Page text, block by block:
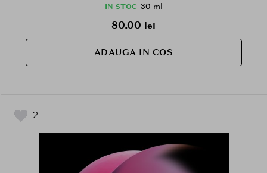
IN STOC 30 ml
80.00 lei
ADAUGA IN COS
2